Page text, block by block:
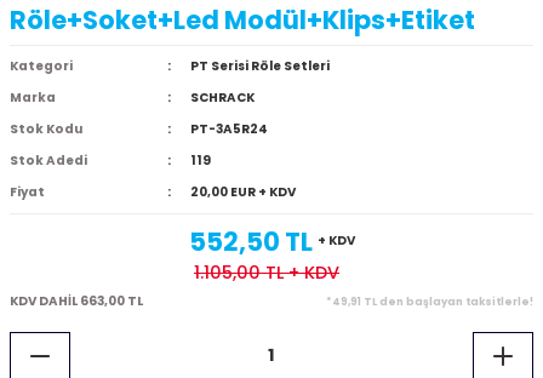
Röle+Soket+Led Modül+Klips+Etiket
Kategori
PT Serisi Röle Setleri
Marka
SCHRACK
Stok Kodu
PT-3A5R24
Stok Adedi
119
Fiyat
20,00 EUR + KDV
552,50 TL + KDV
1.105,00 TL+ KDV
KDV DAHİL 663,00 TL *49,91 TL den başlayan taksitlerle!